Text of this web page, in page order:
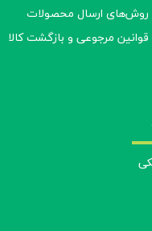
روش‌های ارسال محصولات
قوانین مرجوعی و بازگشت کالا